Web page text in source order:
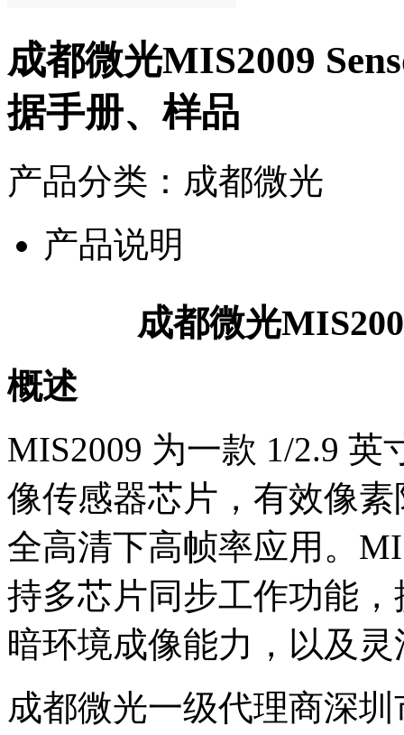
成都微光MIS2009
据手册、样品
产品分类：成都微光
产品说明
成都微光
概述
MIS2009 为一款 1/2.9 英
像传感器芯片，有效像
全高清下高帧率应用。
持多芯片同步工作功能
暗环境成像能力，以及
成都微光一级代理商深